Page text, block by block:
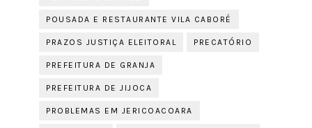
POUSADA E RESTAURANTE VILA CABORÉ
PRAZOS JUSTIÇA ELEITORAL PRECATÓRIO
PREFEITURA DE GRANJA
PREFEITURA DE JIJOCA
PROBLEMAS EM JERICOACOARA